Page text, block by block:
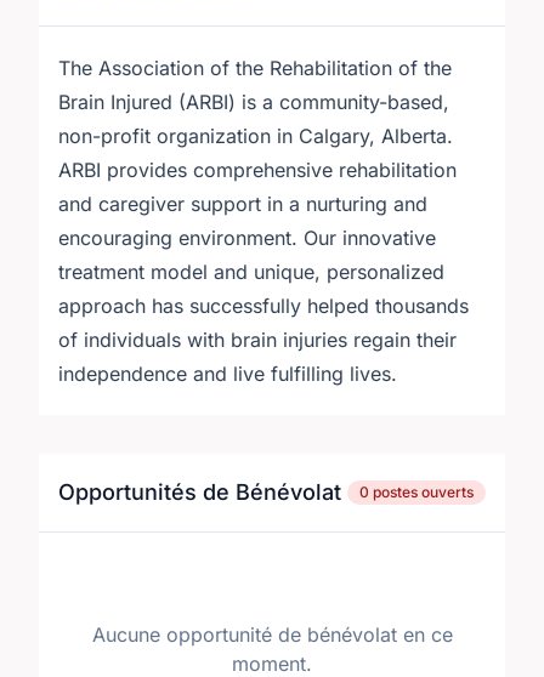
The Association of the Rehabilitation of the
Brain Injured (ARBI) is a community-based,
non-profit organization in Calgary, Alberta.
ARBI provides comprehensive rehabilitation
and caregiver support in a nurturing and
encouraging environment. Our innovative
treatment model and unique, personalized
approach has successfully helped thousands
of individuals with brain injuries regain their
independence and live fulfilling lives.
Opportunités de Bénévolat 0 postes ouverts
Aucune opportunité de bénévolat en ce
moment.